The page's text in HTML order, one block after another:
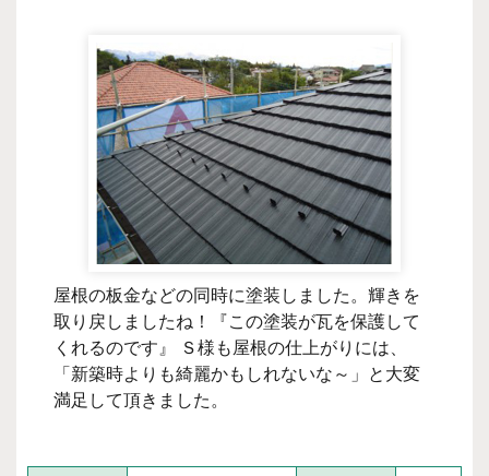
屋根の板金などの同時に塗装しました。輝きを
取り戻しましたね！『この塗装が瓦を保護して
くれるのです』 Ｓ様も屋根の仕上がりには、
「新築時よりも綺麗かもしれないな～」と大変
満足して頂きました。